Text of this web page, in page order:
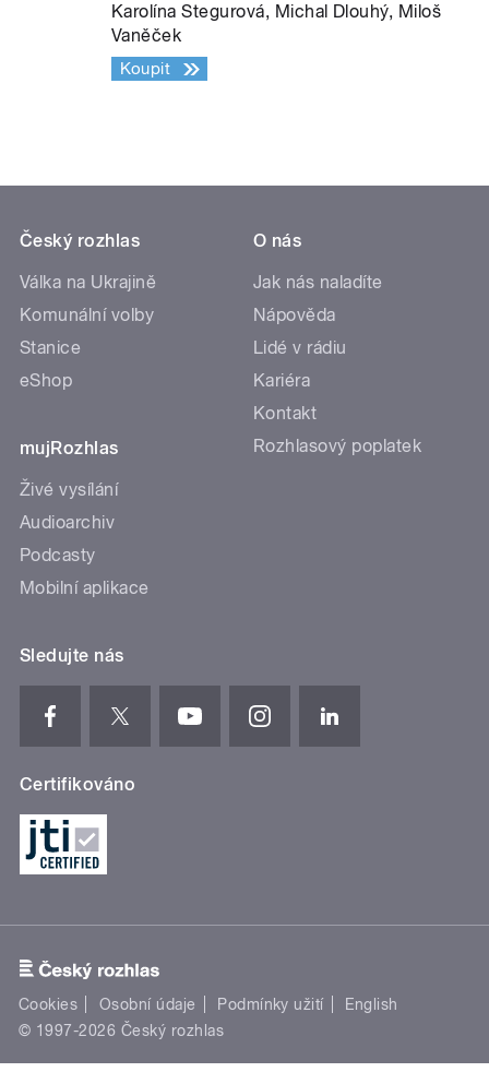
Karolína Stegurová, Michal Dlouhý, Miloš
Vaněček
Koupit
Český rozhlas
Válka na Ukrajině
Komunální volby
Stanice
eShop
mujRozhlas
Živé vysílání
Audioarchiv
Podcasty
Mobilní aplikace
O nás
Jak nás naladíte
Nápověda
Lidé v rádiu
Kariéra
Kontakt
Rozhlasový poplatek
Sledujte nás
Certifikováno
Cookies Osobní údaje Podmínky užití
English
© 1997-2026 Český rozhlas